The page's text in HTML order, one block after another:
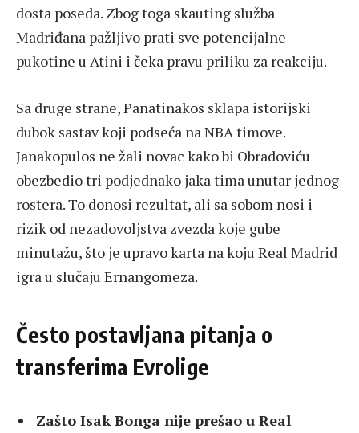
dosta poseda. Zbog toga skauting služba
Madriđana pažljivo prati sve potencijalne
pukotine u Atini i čeka pravu priliku za reakciju.
Sa druge strane, Panatinakos sklapa istorijski
dubok sastav koji podseća na NBA timove.
Janakopulos ne žali novac kako bi Obradoviću
obezbedio tri podjednako jaka tima unutar jednog
rostera. To donosi rezultat, ali sa sobom nosi i
rizik od nezadovoljstva zvezda koje gube
minutažu, što je upravo karta na koju Real Madrid
igra u slučaju Ernangomeza.
Često postavljana pitanja o
transferima Evrolige
Zašto Isak Bonga nije prešao u Real